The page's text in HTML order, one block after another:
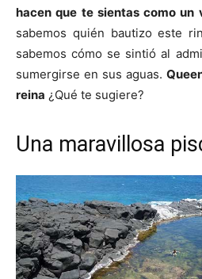
hacen que te sientas como un
sabemos quién bautizo este
sabemos cómo se sintió al
sumergirse en sus aguas.
reina ¿Qué te sugiere?
Una maravillosa